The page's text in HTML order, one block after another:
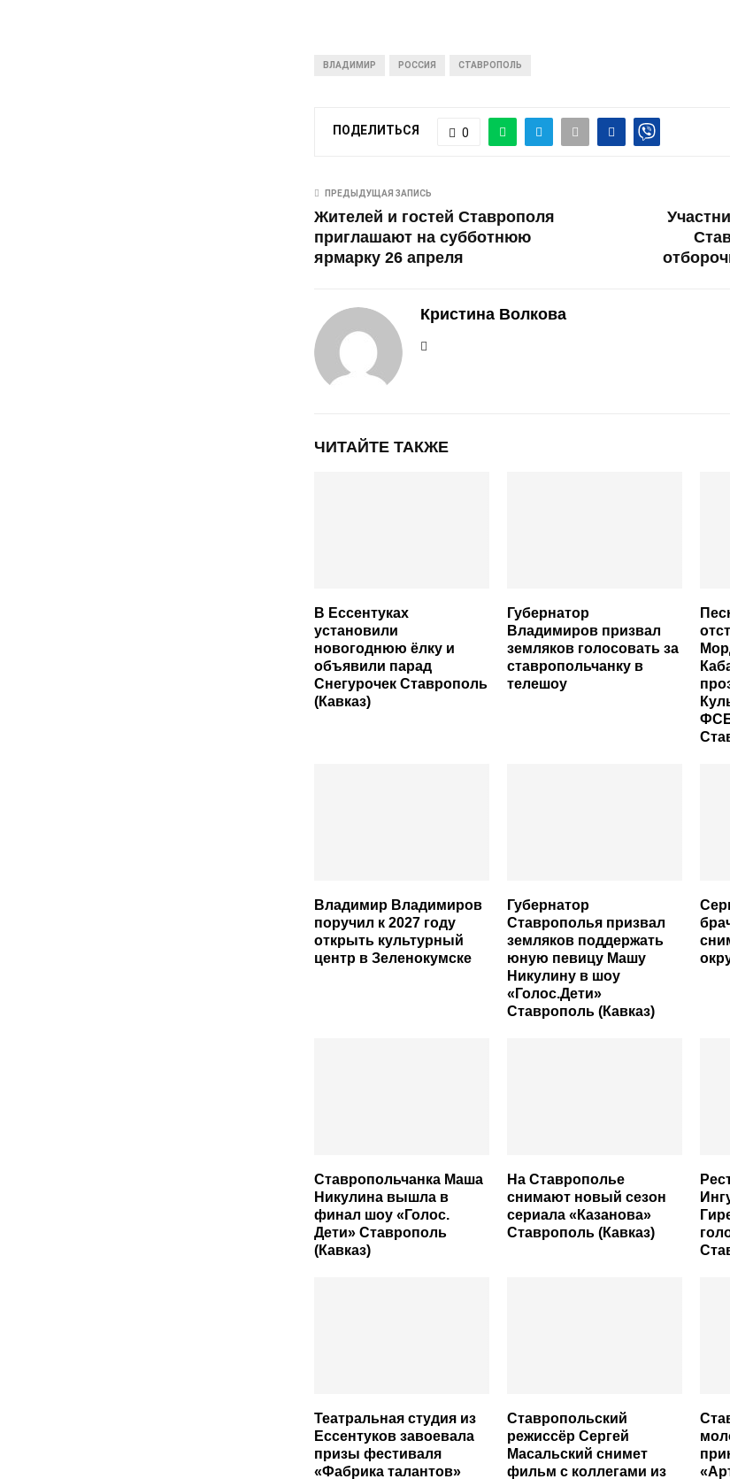
ВЛАДИМИР РОССИЯ СТАВРОПОЛЬ
ПОДЕЛИТЬСЯ 0
ПРЕДЫДУЩАЯ ЗАПИСЬ
Жителей и гостей Ставрополя
приглашают на субботнюю
ярмарку 26 апреля
Кристина Волкова
ЧИТАЙТЕ ТАКЖЕ
В Ессентуках
установили
новогоднюю ёлку и
объявили парад
Снегурочек Ставрополь
(Кавказ)
Губернатор
Владимиров призвал
земляков голосовать за
ставропольчанку в
телешоу
Владимир Владимиров
поручил к 2027 году
открыть культурный
центр в Зеленокумске
Губернатор
Ставрополья призвал
земляков поддержать
юную певицу Машу
Никулину в шоу
«Голос.Дети»
Ставрополь (Кавказ)
Ставропольчанка Маша
Никулина вышла в
финал шоу «Голос.
Дети» Ставрополь
(Кавказ)
На Ставрополье
снимают новый сезон
сериала «Казанова»
Ставрополь (Кавказ)
Театральная студия из
Ессентуков завоевала
призы фестиваля
«Фабрика талантов»
Ставропольский
режиссёр Сергей
Масальский снимет
фильм с коллегами из